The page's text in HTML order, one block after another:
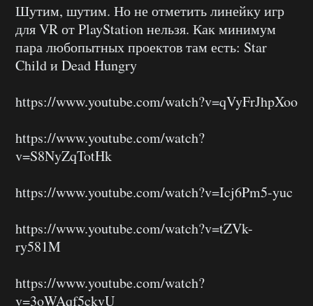
Шутим, шутим. Но не отметить линейку игр
для VR от PlayStation нельзя. Как минимум
пара любопытных проектов там есть: Star
Child и Dead Hungry
https://www.youtube.com/watch?v=qVyFrJhpXoo
https://www.youtube.com/watch?
v=S8NyZqTotHk
https://www.youtube.com/watch?v=Icj6Pm5-yuc
https://www.youtube.com/watch?v=tZVk-
ry581M
https://www.youtube.com/watch?
v=3oWAqf5ckvU